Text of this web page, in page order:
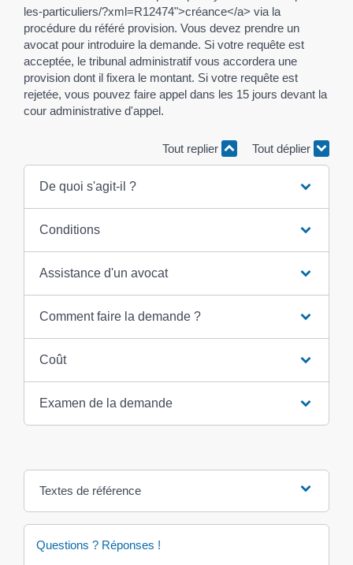
les-particuliers/?xml=R12474">créance</a> via la
procédure du référé provision. Vous devez prendre un
avocat pour introduire la demande. Si votre requête est
acceptée, le tribunal administratif vous accordera une
provision dont il fixera le montant. Si votre requête est
rejetée, vous pouvez faire appel dans les 15 jours devant la
cour administrative d'appel.
Tout replier Tout déplier
De quoi s'agit-il ?
Conditions
Assistance d'un avocat
Comment faire la demande ?
Coût
Examen de la demande
Textes de référence
Questions ? Réponses !